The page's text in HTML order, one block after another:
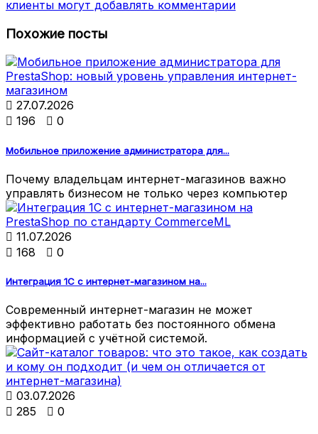
клиенты могут добавлять комментарии
Похожие посты
 27.07.2026
 196  0
Мобильное приложение администратора для...
Почему владельцам интернет-магазинов важно
управлять бизнесом не только через компьютер
 11.07.2026
 168  0
Интеграция 1С с интернет-магазином на...
Современный интернет-магазин не может
эффективно работать без постоянного обмена
информацией с учётной системой.
 03.07.2026
 285  0